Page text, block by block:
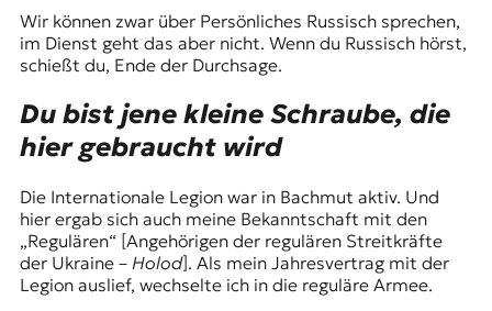
Wir können zwar über Persönliches Russisch sprechen,
im Dienst geht das aber nicht. Wenn du Russisch hörst,
schießt du, Ende der Durchsage.
Du bist jene kleine Schraube, die
hier gebraucht wird
Die Internationale Legion war in Bachmut aktiv. Und
hier ergab sich auch meine Bekanntschaft mit den
„Regulären“ [Angehörigen der regulären Streitkräfte
der Ukraine – Holod]. Als mein Jahresvertrag mit der
Legion auslief, wechselte ich in die reguläre Armee.